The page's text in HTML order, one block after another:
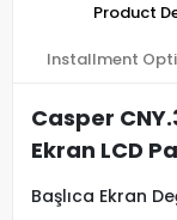
Product
Installment
Casper
Ekran LCD
Başlıca Ekran